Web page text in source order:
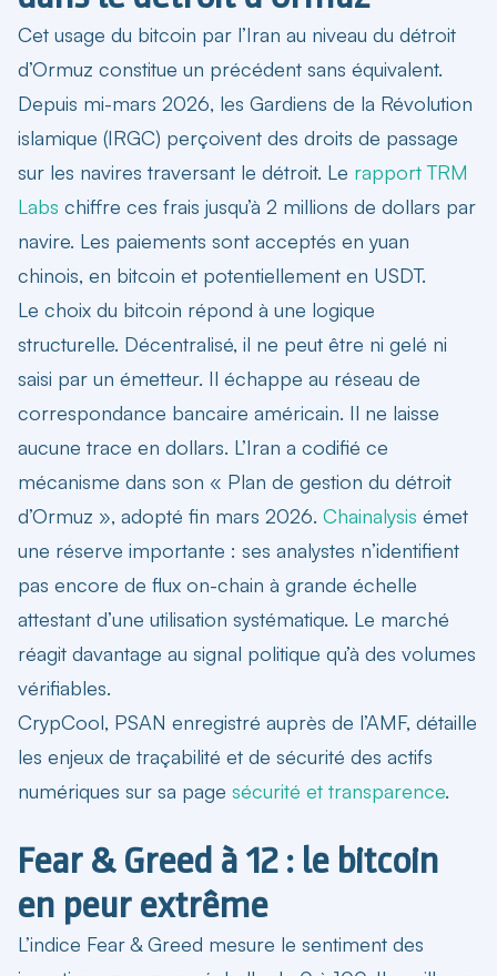
Cet usage du bitcoin par l’Iran au niveau du détroit
d’Ormuz constitue un précédent sans équivalent.
Depuis mi-mars 2026, les Gardiens de la Révolution
islamique (IRGC) perçoivent des droits de passage
sur les navires traversant le détroit. Le rapport TRM
Labs chiffre ces frais jusqu’à 2 millions de dollars par
navire. Les paiements sont acceptés en yuan
chinois, en bitcoin et potentiellement en USDT.
Le choix du bitcoin répond à une logique
structurelle. Décentralisé, il ne peut être ni gelé ni
saisi par un émetteur. Il échappe au réseau de
correspondance bancaire américain. Il ne laisse
aucune trace en dollars. L’Iran a codifié ce
mécanisme dans son « Plan de gestion du détroit
d’Ormuz », adopté fin mars 2026. Chainalysis émet
une réserve importante : ses analystes n’identifient
pas encore de flux on-chain à grande échelle
attestant d’une utilisation systématique. Le marché
réagit davantage au signal politique qu’à des volumes
vérifiables.
CrypCool, PSAN enregistré auprès de l’AMF, détaille
les enjeux de traçabilité et de sécurité des actifs
numériques sur sa page sécurité et transparence.
Fear & Greed à 12 : le bitcoin
en peur extrême
L’indice Fear & Greed mesure le sentiment des